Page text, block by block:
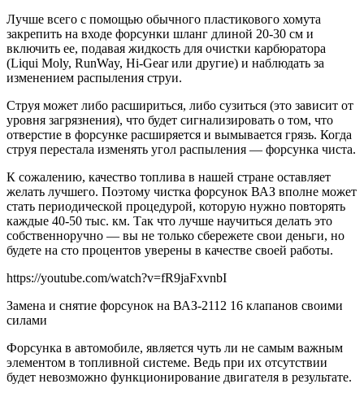
Лучше всего с помощью обычного пластикового хомута
закрепить на входе форсунки шланг длиной 20-30 см и
включить ее, подавая жидкость для очистки карбюратора
(Liqui Moly, RunWay, Hi-Gear или другие) и наблюдать за
изменением распыления струи.
Струя может либо расшириться, либо сузиться (это зависит от
уровня загрязнения), что будет сигнализировать о том, что
отверстие в форсунке расширяется и вымывается грязь. Когда
струя перестала изменять угол распыления — форсунка чиста.
К сожалению, качество топлива в нашей стране оставляет
желать лучшего. Поэтому чистка форсунок ВАЗ вполне может
стать периодической процедурой, которую нужно повторять
каждые 40-50 тыс. км. Так что лучше научиться делать это
собственноручно — вы не только сбережете свои деньги, но
будете на сто процентов уверены в качестве своей работы.
https://youtube.com/watch?v=fR9jaFxvnbI
Замена и снятие форсунок на ВАЗ-2112 16 клапанов своими
силами
Форсунка в автомобиле, является чуть ли не самым важным
элементом в топливной системе. Ведь при их отсутствии
будет невозможно функционирование двигателя в результате.